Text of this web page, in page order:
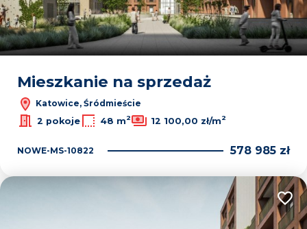
Mieszkanie na sprzedaż
Katowice, Śródmieście
2 pokoje
48 m2 12 100,00 zł/m2
NOWE-MS-10822 578 985 zł